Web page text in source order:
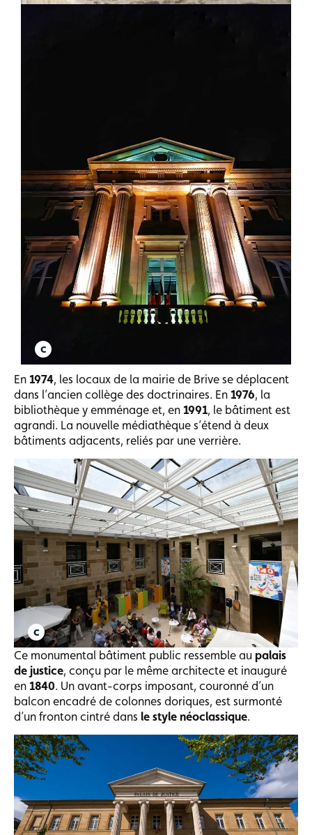
En 1974, les locaux de la mairie de Brive se déplacent
dans l’ancien collège des doctrinaires. En 1976, la
bibliothèque y emménage et, en 1991, le bâtiment est
agrandi. La nouvelle médiathèque s’étend à deux
bâtiments adjacents, reliés par une verrière.
Ce monumental bâtiment public ressemble au palais
de justice, conçu par le même architecte et inauguré
en 1840. Un avant-corps imposant, couronné d’un
balcon encadré de colonnes doriques, est surmonté
d’un fronton cintré dans le style néoclassique.